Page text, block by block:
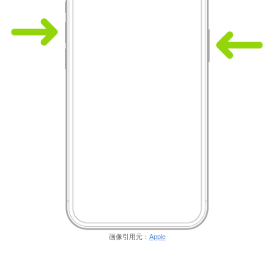
画像引用元： Apple